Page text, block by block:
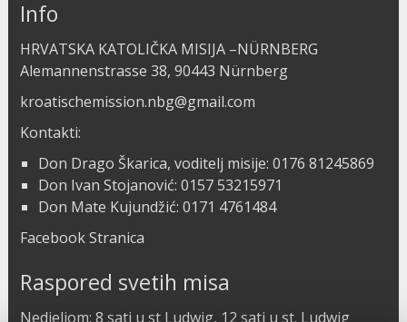
Info
HRVATSKA KATOLIČKA MISIJA –NÜRNBERG
Alemannenstrasse 38, 90443 Nürnberg
kroatischemission.nbg@gmail.com
Kontakti:
Don Drago Škarica, voditelj misije: 0176 81245869
Don Ivan Stojanović: 0157 53215971
Don Mate Kujundžić: 0171 4761484
Facebook Stranica
Raspored svetih misa
Nedjeljom: 8 sati u st Ludwig, 12 sati u st. Ludwig